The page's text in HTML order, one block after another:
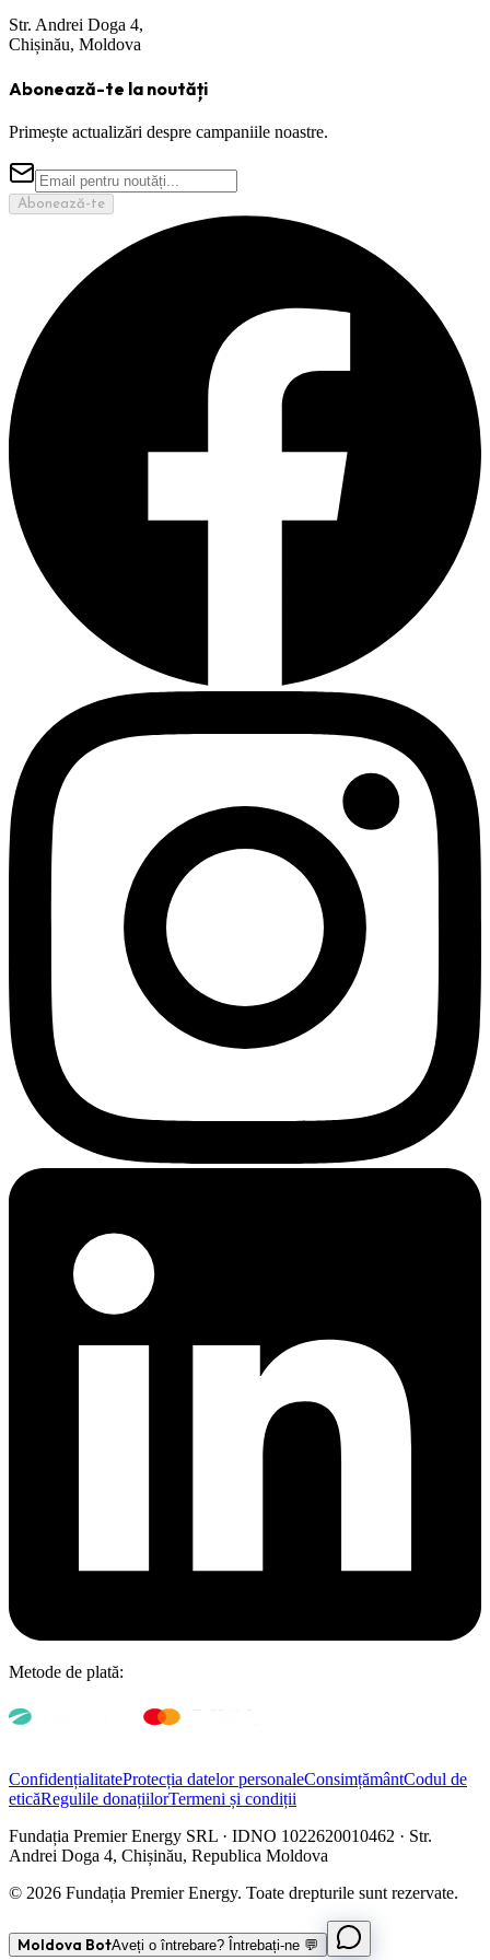
Str. Andrei Doga 4,
Chișinău, Moldova
Abonează-te la noutăți
Primește actualizări despre campaniile noastre.
Abonează-te
Metode de plată:
ConfidențialitateProtecția datelor personaleConsimțământCodul de
eticăRegulile donațiilorTermeni și condiții
Fundația Premier Energy SRL · IDNO 1022620010462 · Str.
Andrei Doga 4, Chișinău, Republica Moldova
© 2026 Fundația Premier Energy. Toate drepturile sunt rezervate.
Moldova BotAveți o întrebare? Întrebați-ne 💬